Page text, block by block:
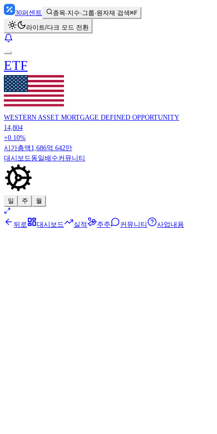
30퍼센트 종목·지수·그룹·원자재 검색⌘F
라이트/다크 모드 전환
ETF
WESTERN ASSET MORTGAGE DEFINED OPPORTUNITY
14,804
+0.10%
시가총액 1,686억 642만
대시보드 동일배수커뮤니티
일 주 월
뒤로 대시보드 실적 주주 커뮤니티 사업내용